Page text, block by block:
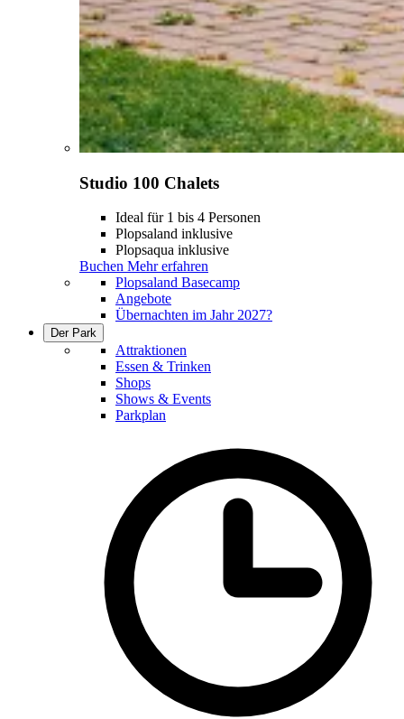
Studio 100 Chalets
Ideal für 1 bis 4 Personen
Plopsaland inklusive
Plopsaqua inklusive
Buchen Mehr erfahren
Plopsaland Basecamp
Angebote
Übernachten im Jahr 2027?
Der Park
Attraktionen
Essen & Trinken
Shops
Shows & Events
Parkplan